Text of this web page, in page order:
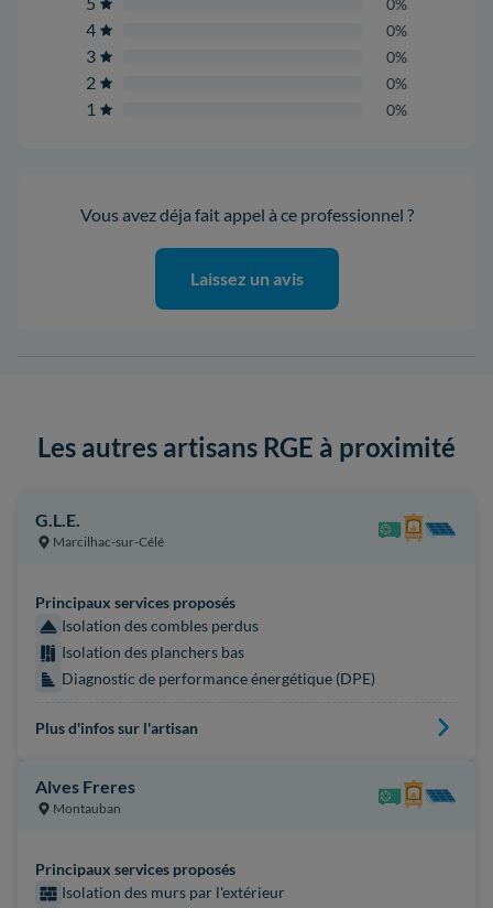
0%
4 0%
3 0%
2 0%
1 0%
Vous avez déja fait appel à ce professionnel ?
Laissez un avis
Les autres artisans RGE à proximité
G.L.E.
Marcilhac-sur-Célé
Principaux services proposés
Isolation des combles perdus
Isolation des planchers bas
Diagnostic de performance énergétique (DPE)
Plus d'infos sur l'artisan
Alves Freres
Montauban
Principaux services proposés
Isolation des murs par l'extérieur